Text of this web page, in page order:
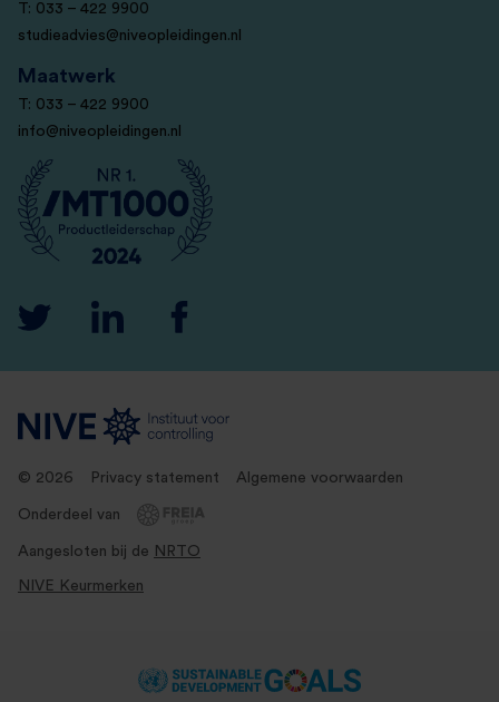
T: 033 – 422 9900
studieadvies@niveopleidingen.nl
Maatwerk
T: 033 – 422 9900
info@niveopleidingen.nl
© 2026 Privacy statement Algemene voorwaarden
Onderdeel van
Aangesloten bij de NRTO
NIVE Keurmerken